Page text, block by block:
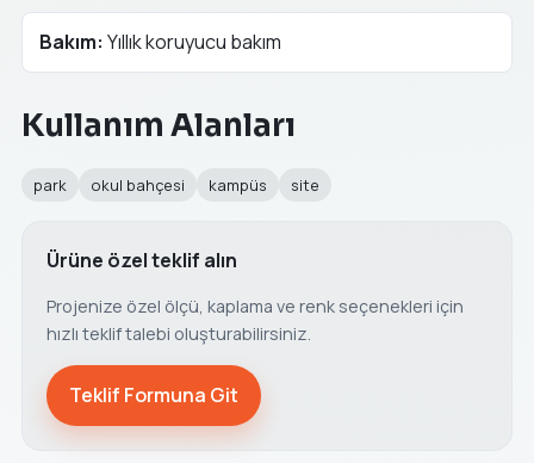
Bakım: Yıllık koruyucu bakım
Kullanım Alanları
park okul bahçesi kampüs site
Ürüne özel teklif alın
Projenize özel ölçü, kaplama ve renk seçenekleri için
hızlı teklif talebi oluşturabilirsiniz.
Teklif Formuna Git